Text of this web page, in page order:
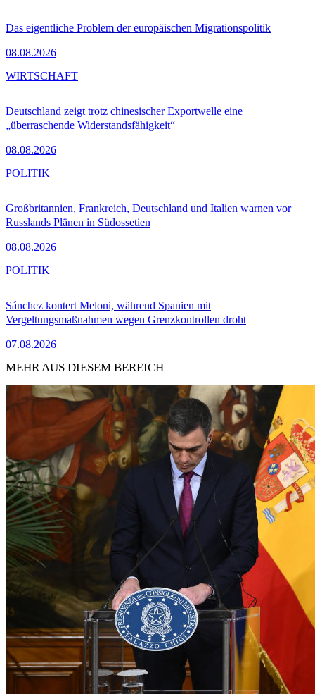
Das eigentliche Problem der europäischen Migrationspolitik
08.08.2026
Deutschland zeigt trotz chinesischer Exportwelle eine
„überraschende Widerstandsfähigkeit“
08.08.2026
WIRTSCHAFT
Großbritannien, Frankreich, Deutschland und Italien warnen vor
Russlands Plänen in Südossetien
08.08.2026
POLITIK
Sánchez kontert Meloni, während Spanien mit
Vergeltungsmaßnahmen wegen Grenzkontrollen droht
07.08.2026
POLITIK
MEHR AUS DIESEM BEREICH